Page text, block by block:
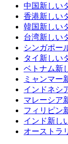
中国新しい
香港新しい
韓国新しい
台湾新しい
シンガポー
タイ 新しい
ベトナム新
ミャンマー
インドネシ
マレーシア
フィリピン
インド新し
オーストラ